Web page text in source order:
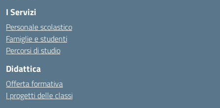
I Servizi
Personale scolastico
Famiglie e studenti
Percorsi di studio
Didattica
Offerta formativa
I progetti delle classi